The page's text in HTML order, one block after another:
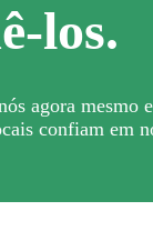
los.
agora mesmo e
confiam em